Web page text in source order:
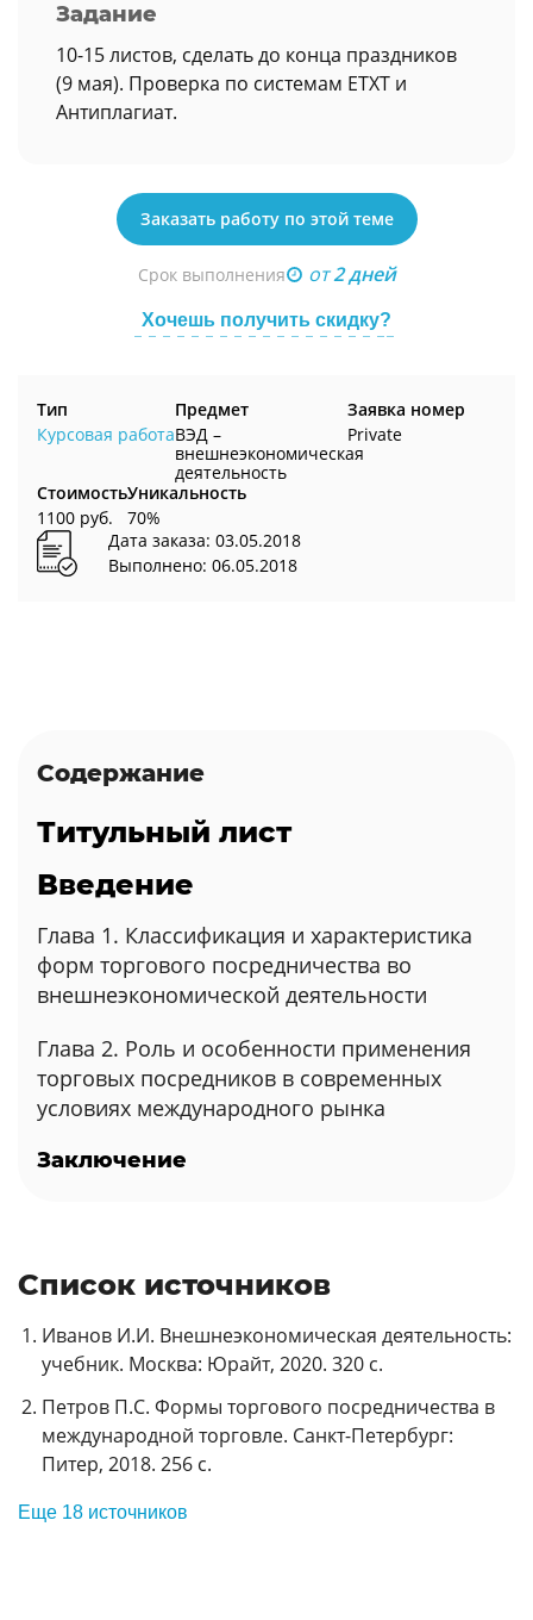
Задание
10-15 листов, сделать до конца праздников
(9 мая). Проверка по системам ETXT и
Антиплагиат.
Заказать работу по этой теме
Срок выполнения от2 дней
Хочешь получить скидку?
Тип
Курсовая работа
Предмет
ВЭД –
внешнеэкономическая
деятельность
Заявка номер
Private
Стоимость
1100 руб.
Уникальность
70%
Дата заказа: 03.05.2018
Выполнено: 06.05.2018
Содержание
Титульный лист
Введение
Глава 1. Классификация и характеристика
форм торгового посредничества во
внешнеэкономической деятельности
Глава 2. Роль и особенности применения
торговых посредников в современных
условиях международного рынка
Заключение
Список источников
Иванов И.И. Внешнеэкономическая деятельность:
учебник. Москва: Юрайт, 2020. 320 с.
Петров П.С. Формы торгового посредничества в
международной торговле. Санкт-Петербург:
Питер, 2018. 256 с.
Еще 18 источников